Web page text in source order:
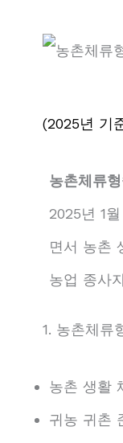
(2025년 기
농촌체류
2025년 1
면서 농촌
농업 종사
1. 농촌체류
농촌 생활
귀농 귀촌